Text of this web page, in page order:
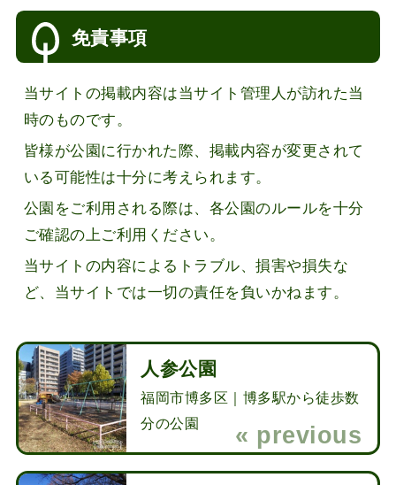
免責事項
当サイトの掲載内容は当サイト管理人が訪れた当
時のものです。
皆様が公園に行かれた際、掲載内容が変更されて
いる可能性は十分に考えられます。
公園をご利用される際は、各公園のルールを十分
ご確認の上ご利用ください。
当サイトの内容によるトラブル、損害や損失な
ど、当サイトでは一切の責任を負いかねます。
人参公園
福岡市博多区｜博多駅から徒歩数
分の公園